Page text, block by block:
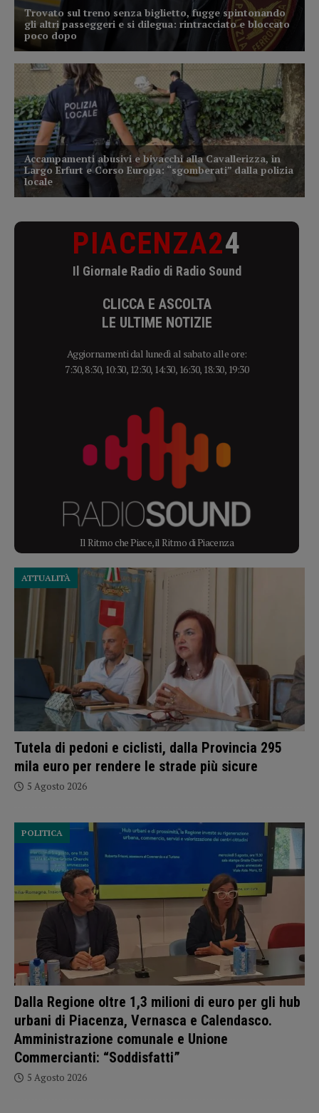
PIACENZA24
Il Giornale Radio di Radio Sound
CLICCA E ASCOLTA
LE ULTIME NOTIZIE
Aggiornamenti dal lunedì al sabato alle ore:
7:30, 8:30, 10:30, 12:30, 14:30, 16:30, 18:30, 19:30
Il Ritmo che Piace, il Ritmo di Piacenza
Tutela di pedoni e ciclisti, dalla Provincia 295
mila euro per rendere le strade più sicure
ATTUALITÀ
5 Agosto 2026
Dalla Regione oltre 1,3 milioni di euro per gli hub
urbani di Piacenza, Vernasca e Calendasco.
Amministrazione comunale e Unione
Commercianti: “Soddisfatti”
POLITICA
5 Agosto 2026